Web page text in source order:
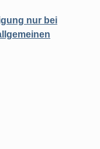
nur bei